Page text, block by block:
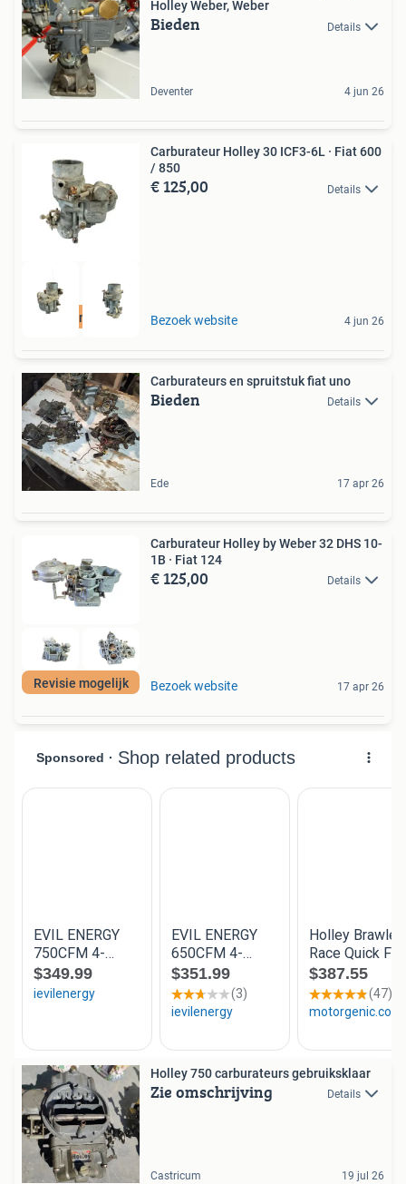
Holley Weber, Weber
Bieden Details
Deventer 4 jun 26
Revisie mogelijk
Carburateur Holley 30 ICF3-6L · Fiat 600
/ 850
€ 125,00 Details
Bezoek website 4 jun 26
Carburateurs en spruitstuk fiat uno
Bieden Details
Ede 17 apr 26
Revisie mogelijk
Carburateur Holley by Weber 32 DHS 10-
1B · Fiat 124
€ 125,00 Details
Bezoek website 17 apr 26
Holley 750 carburateurs gebruiksklaar
Zie omschrijving Details
Castricum 19 jul 26